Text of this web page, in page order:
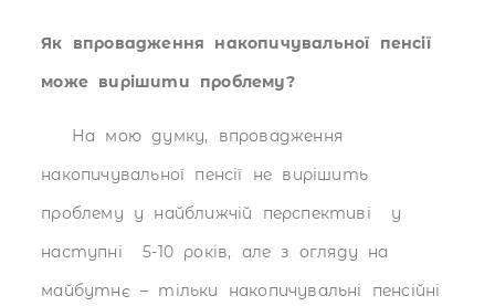
Як впровадження накопичувальної пенсії
може вирішити проблему?
На мою думку, впровадження
накопичувальної пенсії не вирішить
проблему у найближчій перспективі у
наступні 5-10 років, але з огляду на
майбутнє – тільки накопичувальні пенсійні